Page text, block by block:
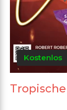
Kostenlos